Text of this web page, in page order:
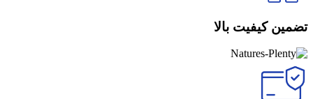
تضمین کیفیت بالا